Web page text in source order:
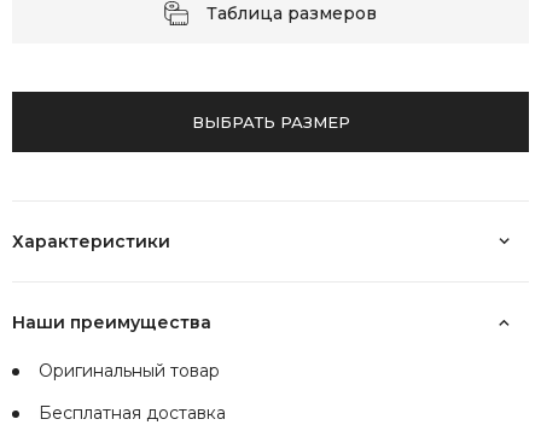
Таблица размеров
ВЫБРАТЬ РАЗМЕР
Характеристики
Наши преимущества
Оригинальный товар
Бесплатная доставка